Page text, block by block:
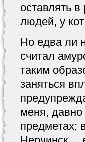
оставлять
людей, у
Но едва ли
считал
таким
заняться
меня,
предметах;